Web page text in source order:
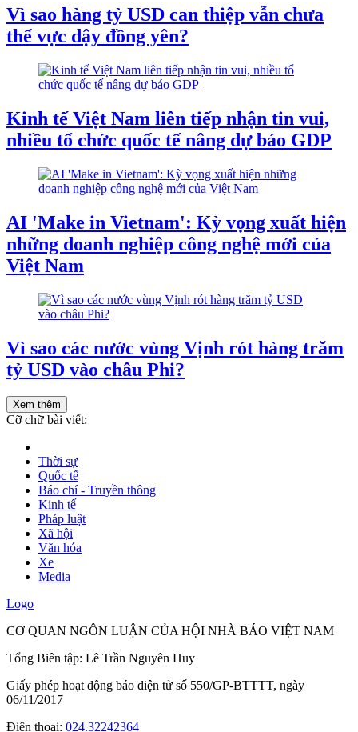
Vì sao hàng tỷ USD can thiệp vẫn chưa
thể vực dậy đồng yên?
Kinh tế Việt Nam liên tiếp nhận tin vui,
nhiều tổ chức quốc tế nâng dự báo GDP
AI 'Make in Vietnam': Kỳ vọng xuất hiện
những doanh nghiệp công nghệ mới của
Việt Nam
Vì sao các nước vùng Vịnh rót hàng trăm
tỷ USD vào châu Phi?
Xem thêm
Cỡ chữ bài viết:
Thời sự
Quốc tế
Báo chí - Truyền thông
Kinh tế
Pháp luật
Xã hội
Văn hóa
Xe
Media
Logo
CƠ QUAN NGÔN LUẬN CỦA HỘI NHÀ BÁO VIỆT NAM
Tổng Biên tập: Lê Trần Nguyên Huy
Giấy phép hoạt động báo điện tử số 550/GP-BTTTT, ngày
06/11/2017
Điện thoại: 024.32242364